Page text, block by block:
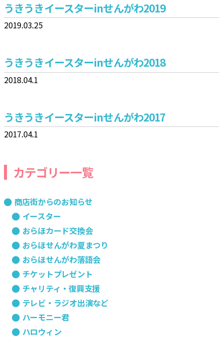
うきうきイースターinせんがわ2019
2019.03.25
うきうきイースターinせんがわ2018
2018.04.1
うきうきイースターinせんがわ2017
2017.04.1
カテゴリー一覧
商店街からのお知らせ
イースター
おらほカード交換会
おらほせんがわ夏まつり
おらほせんがわ落語会
チケットプレゼント
チャリティ・復興支援
テレビ・ラジオ出演など
ハーモニー君
ハロウィン